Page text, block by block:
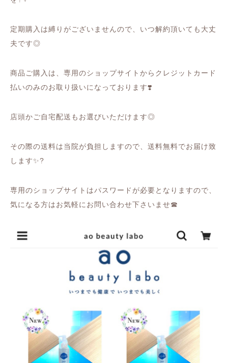
定期購入は縛りがございませんので、いつ解約頂いても大丈
夫です◎
商品ご購入は、専用のショップサイトからクレジットカード
払いのみのお取り扱いになっております❣️
店頭かご自宅配送もお選びいただけます◎
その際の送料は当院が負担しますので、送料無料でお届け致
します✨?
専用のショップサイトはパスワードが必要となりますので、
気になる方はお気軽にお問い合わせ下さいませ☎︎